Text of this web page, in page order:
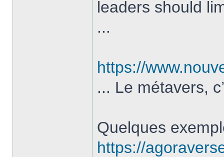
leaders should
...
https://
... Le métavers,
Quelques
https://